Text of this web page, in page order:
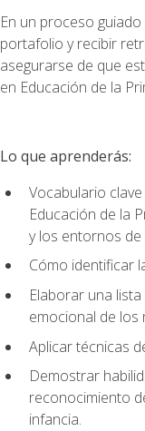
En un proceso
portafolio y recibir
asegurarse de que
en Educación de la
Lo que aprenderás:
Vocabulario
Educación de la
y los entornos
Cómo identificar
Elaborar una
emocional de los
Aplicar técnicas
Demostrar
reconocimiento
infancia.